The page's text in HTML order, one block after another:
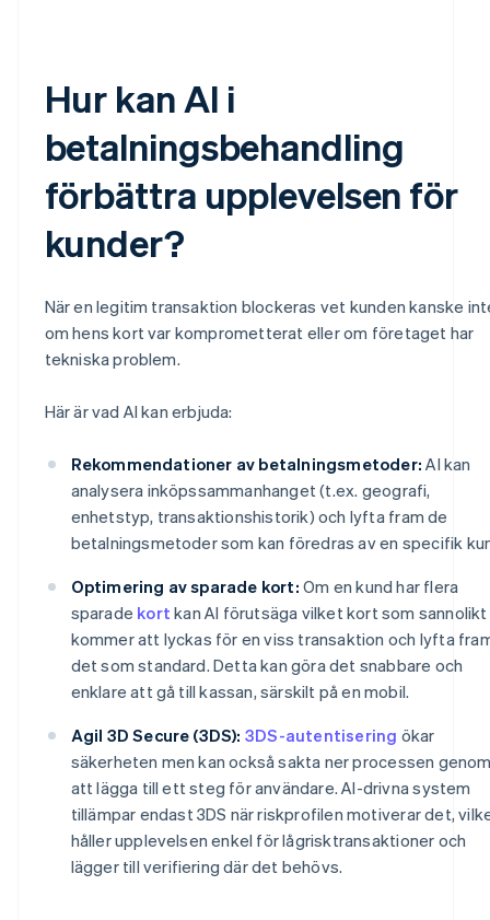
Hur kan AI i
betalningsbehandling
förbättra upplevelsen för
kunder?
När en legitim transaktion blockeras vet kunden kanske
om hens kort var komprometterat eller om företaget har
tekniska problem.
Här är vad AI kan erbjuda:
Rekommendationer av betalningsmetoder: AI kan
analysera inköpssammanhanget (t.ex. geografi,
enhetstyp, transaktionshistorik) och lyfta fram de
betalningsmetoder som kan föredras av en specifik
Optimering av sparade kort: Om en kund har flera
sparade kort kan AI förutsäga vilket kort som sannolikt
kommer att lyckas för en viss transaktion och lyfta
det som standard. Detta kan göra det snabbare och
enklare att gå till kassan, särskilt på en mobil.
Agil 3D Secure (3DS): 3DS-autentisering ökar
säkerheten men kan också sakta ner processen
att lägga till ett steg för användare. AI-drivna system
tillämpar endast 3DS när riskprofilen motiverar det,
håller upplevelsen enkel för lågrisktransaktioner och
lägger till verifiering där det behövs.